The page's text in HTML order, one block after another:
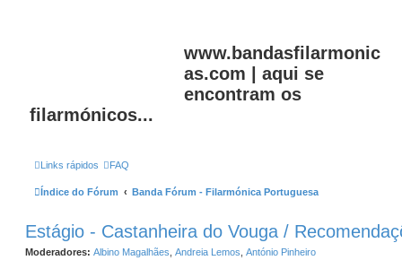
www.bandasfilarmonic
as.com | aqui se
encontram os
filarmónicos...
Links rápidos FAQ
Índice do Fórum Banda Fórum - Filarmónica Portuguesa
Estágio - Castanheira do Vouga /
Moderadores: Albino Magalhães Andreia Lemos António Pinheiro